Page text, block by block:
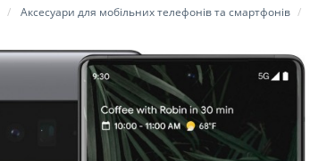
Аксесуари для мобільних телефонів та смартфонів